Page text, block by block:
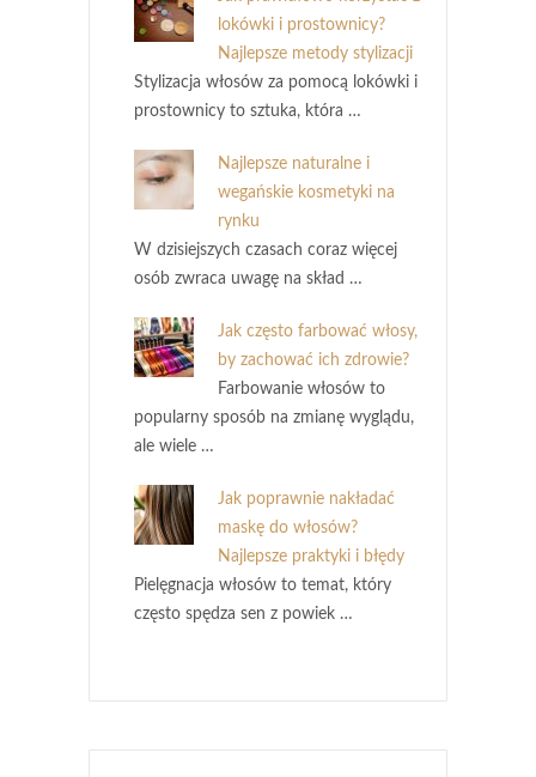
lokówki i prostownicy?
Najlepsze metody stylizacji
Stylizacja włosów za pomocą lokówki i
prostownicy to sztuka, która …
Najlepsze naturalne i
wegańskie kosmetyki na
rynku
W dzisiejszych czasach coraz więcej
osób zwraca uwagę na skład …
Jak często farbować włosy,
by zachować ich zdrowie?
Farbowanie włosów to
popularny sposób na zmianę wyglądu,
ale wiele …
Jak poprawnie nakładać
maskę do włosów?
Najlepsze praktyki i błędy
Pielęgnacja włosów to temat, który
często spędza sen z powiek …